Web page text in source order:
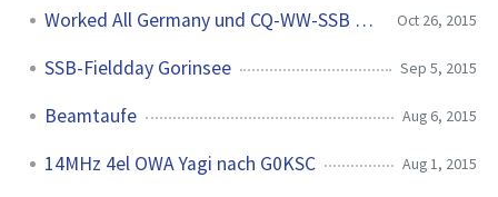
Worked All Germany und CQ-WW-SSB 2015 Oct 26, 2015
SSB-Fieldday Gorinsee Sep 5, 2015
Beamtaufe Aug 6, 2015
14MHz 4el OWA Yagi nach G0KSC Aug 1, 2015